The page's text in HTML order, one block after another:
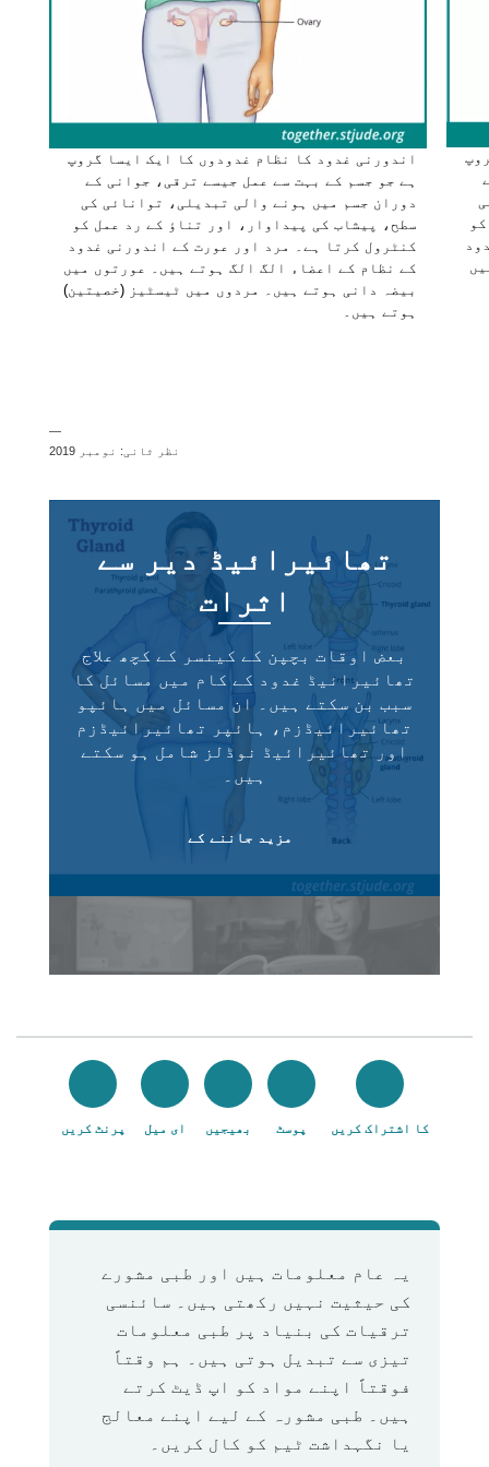
اندورنی غدود کا نظام غدودوں کا ایک ایسا گروپ
ہے جو جسم کے بہت سے عمل جیسے ترقی، جوانی کے
دوران جسم میں ہونے والی تبدیلی، توانائی کی
سطح، پیشاب کی پیداوار، اور تناؤ کے رد عمل کو
کنٹرول کرتا ہے۔ مرد اور عورت کے اندورنی غدود
کے نظام کے اعضاء الگ الگ ہوتے ہیں۔ عورتوں میں
بیضہ دانی ہوتے ہیں۔ مردوں میں ٹیسٹیز (خصیتین)
ہوتے ہیں۔
—
نظر ثانی: نومبر 2019
تھائیرائیڈ دیر سے
اثرات
بعض اوقات بچپن کے کینسر کے کچھ علاج
تھائیرائیڈ غدود کے کام میں مسائل کا
سبب بن سکتے ہیں۔ ان مسائل میں ہائپو
تھائیرائیڈزم، ہائپر تھائیرائیڈزم
اور تھائیرائیڈ نوڈلز شامل ہو سکتے
ہیں۔
مزید جاننے کے
کا اشتراک کریں پوسٹ بھیجیں ای میل پرنٹ کریں
یہ عام معلومات ہیں اور طبی مشورے
کی حیثیت نہیں رکھتی ہیں۔ سائنسی
ترقیات کی بنیاد پر طبی معلومات
تیزی سے تبدیل ہوتی ہیں۔ ہم وقتاً
فوقتاً اپنے مواد کو اپ ڈیٹ کرتے
ہیں۔ طبی مشورہ کے لیے اپنے معالج
یا نگہداشت ٹیم کو کال کریں۔